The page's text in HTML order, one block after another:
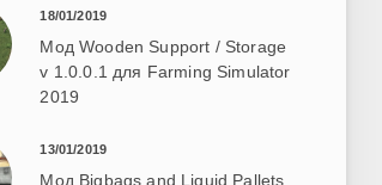
18/01/2019
Мод Wooden Support / Storage
v 1.0.0.1 для Farming Simulator
2019
13/01/2019
Мод Bigbags and Liquid Pallets